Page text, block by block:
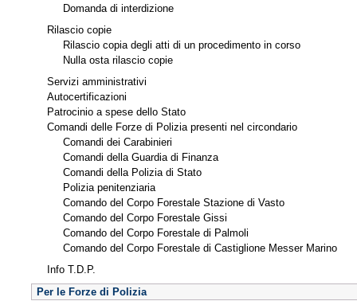
Domanda di interdizione
Rilascio copie
Rilascio copia degli atti di un procedimento in corso
Nulla osta rilascio copie
Servizi amministrativi
Autocertificazioni
Patrocinio a spese dello Stato
Comandi delle Forze di Polizia presenti nel circondario
Comandi dei Carabinieri
Comandi della Guardia di Finanza
Comandi della Polizia di Stato
Polizia penitenziaria
Comando del Corpo Forestale Stazione di Vasto
Comando del Corpo Forestale Gissi
Comando del Corpo Forestale di Palmoli
Comando del Corpo Forestale di Castiglione Messer Marino
Info T.D.P.
Per le Forze di Polizia